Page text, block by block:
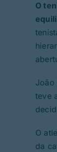
O
João
teve
O
da